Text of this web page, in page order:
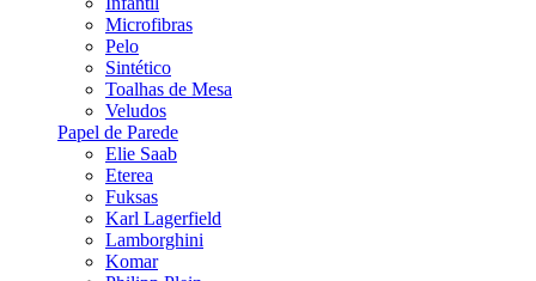
Microfibras
Pelo
Sintético
Toalhas de Mesa
Veludos
Papel de Parede
Elie Saab
Eterea
Fuksas
Karl Lagerfield
Lamborghini
Komar